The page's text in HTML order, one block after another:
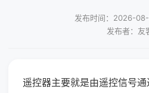
发布时间：2026-
发布者：友
遥控器主要就是由遥控信号